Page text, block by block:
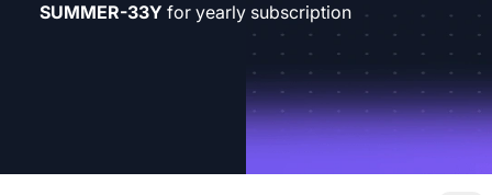
SUMMER-33Y for yearly subscription